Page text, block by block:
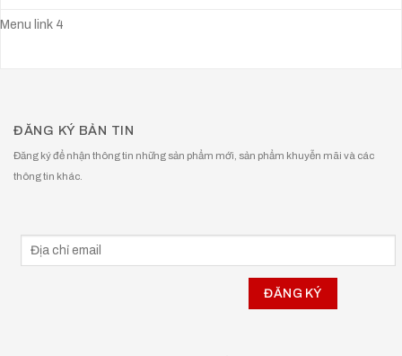
Menu link 4
ĐĂNG KÝ BẢN TIN
Đăng ký để nhận thông tin những sản phẩm mới, sản phẩm khuyễn mãi và các
thông tin khác.